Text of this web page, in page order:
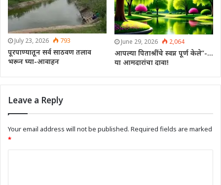
July 23, 2026 793
पूरपाण्यातून सर्व साठवण तलाव
भरून घ्या-आवाहन
June 29, 2026 2,064
आपल्या पिताश्रींचे स्वप्न पूर्ण केले”-…
या आमदारांचा दावा!
Leave a Reply
Your email address will not be published. Required fields are marked
*